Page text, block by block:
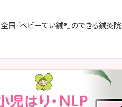
全国『ベビーてい鍼®』のできる鍼灸院